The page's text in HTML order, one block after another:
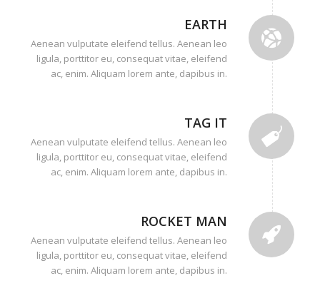
EARTH
Aenean vulputate eleifend tellus. Aenean leo
ligula, porttitor eu, consequat vitae, eleifend
ac, enim. Aliquam lorem ante, dapibus in.
TAG IT
Aenean vulputate eleifend tellus. Aenean leo
ligula, porttitor eu, consequat vitae, eleifend
ac, enim. Aliquam lorem ante, dapibus in.
ROCKET MAN
Aenean vulputate eleifend tellus. Aenean leo
ligula, porttitor eu, consequat vitae, eleifend
ac, enim. Aliquam lorem ante, dapibus in.